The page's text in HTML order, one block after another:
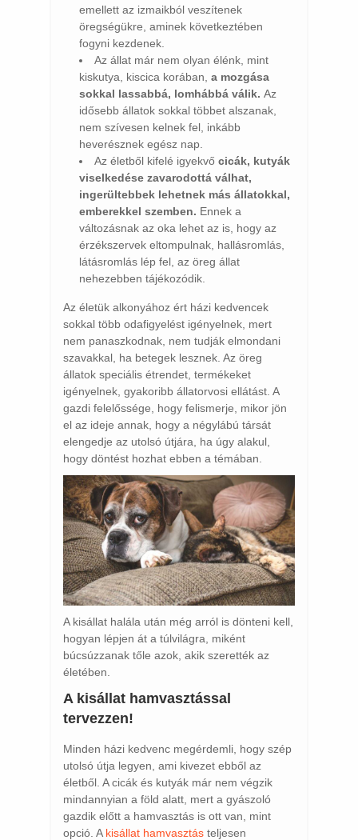
emellett az izmaikból veszítenek
öregségükre, aminek következtében
fogyni kezdenek.
Az állat már nem olyan élénk, mint
kiskutya, kiscica korában, a mozgása
sokkal lassabbá, lomhábbá válik. Az
idősebb állatok sokkal többet alszanak,
nem szívesen kelnek fel, inkább
heverésznek egész nap.
Az életből kifelé igyekvő cicák, kutyák
viselkedése zavarodottá válhat,
ingerültebbek lehetnek más állatokkal,
emberekkel szemben. Ennek a
változásnak az oka lehet az is, hogy az
érzékszervek eltompulnak, hallásromlás,
látásromlás lép fel, az öreg állat
nehezebben tájékozódik.
Az életük alkonyához ért házi kedvencek
sokkal több odafigyelést igényelnek, mert
nem panaszkodnak, nem tudják elmondani
szavakkal, ha betegek lesznek. Az öreg
állatok speciális étrendet, termékeket
igényelnek, gyakoribb állatorvosi ellátást. A
gazdi felelőssége, hogy felismerje, mikor jön
el az ideje annak, hogy a négylábú társát
elengedje az utolsó útjára, ha úgy alakul,
hogy döntést hozhat ebben a témában.
A kisállat halála után még arról is dönteni kell,
hogyan lépjen át a túlvilágra, miként
búcsúzzanak tőle azok, akik szerették az
életében.
A kisállat hamvasztással
tervezzen!
Minden házi kedvenc megérdemli, hogy szép
utolsó útja legyen, ami kivezet ebből az
életből. A cicák és kutyák már nem végzik
mindannyian a föld alatt, mert a gyászoló
gazdik előtt a hamvasztás is ott van, mint
opció. A kisállat hamvasztás teljesen